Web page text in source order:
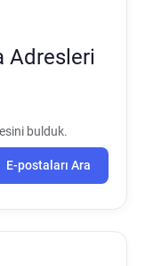
Adresleri
bulduk.
E-postaları Ara